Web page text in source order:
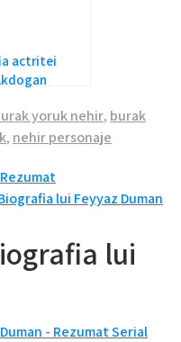
actritei
yoruk nehir, burak
, nehir personaje
lui Feyyaz Duman
lui
- Rezumat Serial